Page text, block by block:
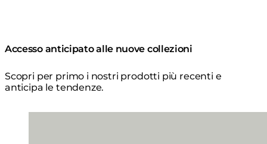
Accesso anticipato alle nuove collezioni
Scopri per primo i nostri prodotti più recenti e
anticipa le tendenze.